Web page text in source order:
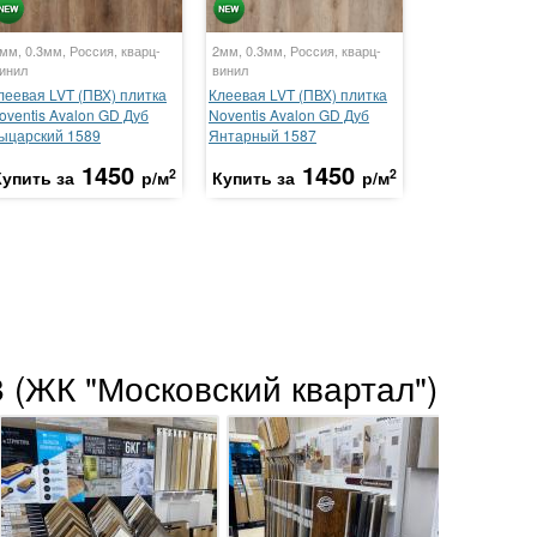
0.3мм, Россия, кварц-
LVT (ПВХ) плитка
Avalon GD Дуб
1589
за 1450 р/м2
2мм, 0.3мм, Россия, кварц-
винил
Клеевая LVT (ПВХ) плитка
Noventis Avalon GD Дуб
Янтарный 1587
Купить за 1450 р/м2
"Московский квартал")